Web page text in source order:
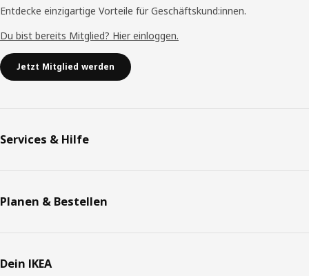
Entdecke einzigartige Vorteile für Geschäftskund:innen.
Du bist bereits Mitglied? Hier einloggen.
Jetzt Mitglied werden
Services & Hilfe
Planen & Bestellen
Dein IKEA